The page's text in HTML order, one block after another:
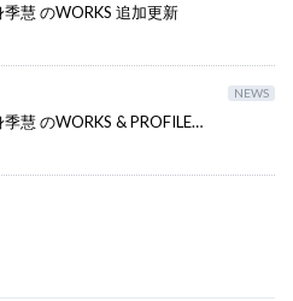
慧 のWORKS 追加更新
NEWS
慧 のWORKS & PROFILE…